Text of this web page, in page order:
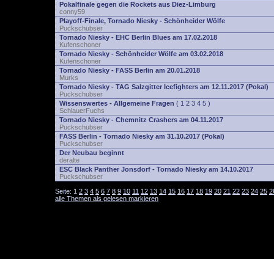
Pokalfinale gegen die Rockets aus Diez-Limburg
conny59
Playoff-Finale, Tornado Niesky - Schönheider Wölfe
Puckschubser
Tornado Niesky - EHC Berlin Blues am 17.02.2018
Kufenschoner
Tornado Niesky - Schönheider Wölfe am 03.02.2018
Kufenschoner
Tornado Niesky - FASS Berlin am 20.01.2018
Murks
Tornado Niesky - TAG Salzgitter Icefighters am 12.11.2017 (Pokal)
Puckschubser
Wissenswertes - Allgemeine Fragen ( 1 2 3 4 5 )
SchlauerFuchs
Tornado Niesky - Chemnitz Crashers am 04.11.2017
Puckschubser
FASS Berlin - Tornado Niesky am 31.10.2017 (Pokal)
Puckschubser
Der Neubau beginnt
deralte
ESC Black Panther Jonsdorf - Tornado Niesky am 14.10.2017
Puckschubser
Seite: 1 2 3 4 5 6 7 8 9 10 11 12 13 14 15 16 17 18 19 20 21 22 23 24 25
alle Themen als gelesen markieren